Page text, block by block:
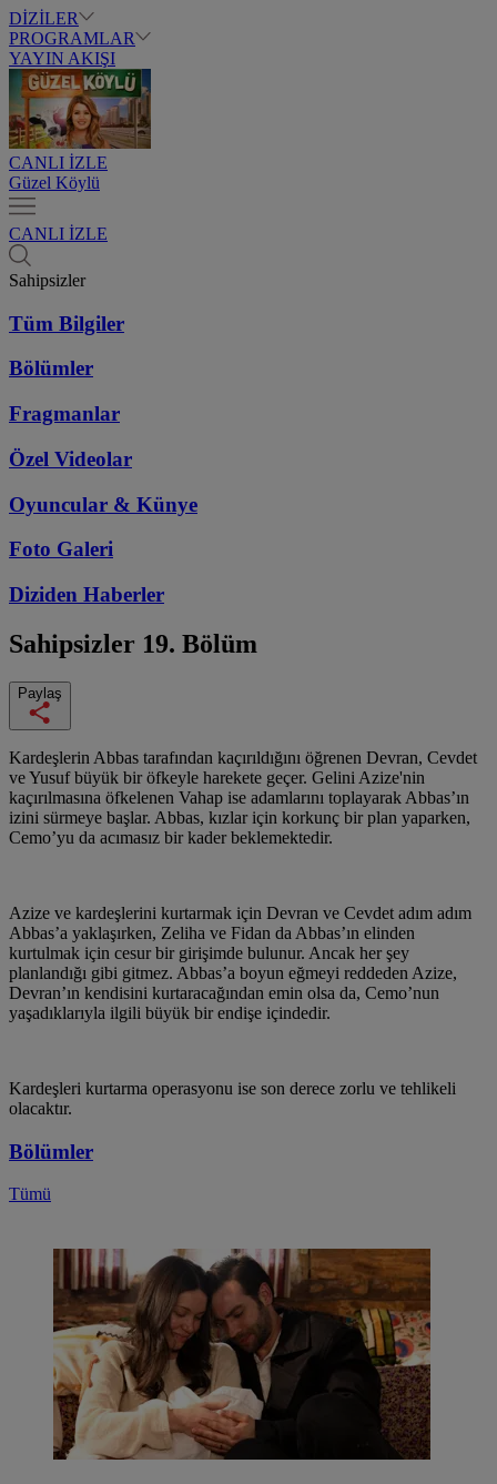
DİZİLER
PROGRAMLAR
YAYIN AKIŞI
CANLI İZLE
Güzel Köylü
CANLI İZLE
Sahipsizler
Tüm Bilgiler
Bölümler
Fragmanlar
Özel Videolar
Oyuncular & Künye
Foto Galeri
Diziden Haberler
Sahipsizler 19. Bölüm
Paylaş
Kardeşlerin Abbas tarafından kaçırıldığını öğrenen Devran, Cevdet
ve Yusuf büyük bir öfkeyle harekete geçer. Gelini Azize'nin
kaçırılmasına öfkelenen Vahap ise adamlarını toplayarak Abbas’ın
izini sürmeye başlar. Abbas, kızlar için korkunç bir plan yaparken,
Cemo’yu da acımasız bir kader beklemektedir.
Azize ve kardeşlerini kurtarmak için Devran ve Cevdet adım adım
Abbas’a yaklaşırken, Zeliha ve Fidan da Abbas’ın elinden
kurtulmak için cesur bir girişimde bulunur. Ancak her şey
planlandığı gibi gitmez. Abbas’a boyun eğmeyi reddeden Azize,
Devran’ın kendisini kurtaracağından emin olsa da, Cemo’nun
yaşadıklarıyla ilgili büyük bir endişe içindedir.
Kardeşleri kurtarma operasyonu ise son derece zorlu ve tehlikeli
olacaktır.
Bölümler
Tümü